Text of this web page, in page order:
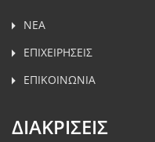
ΝΕΑ
ΕΠΙΧΕΙΡΗΣΕΙΣ
ΕΠΙΚΟΙΝΩΝΙΑ
ΔΙΑΚΡΙΣΕΙΣ